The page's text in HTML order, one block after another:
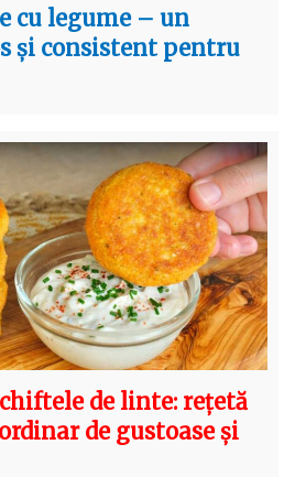
cu legume – un
și consistent pentru
de linte: rețetă
de gustoase și